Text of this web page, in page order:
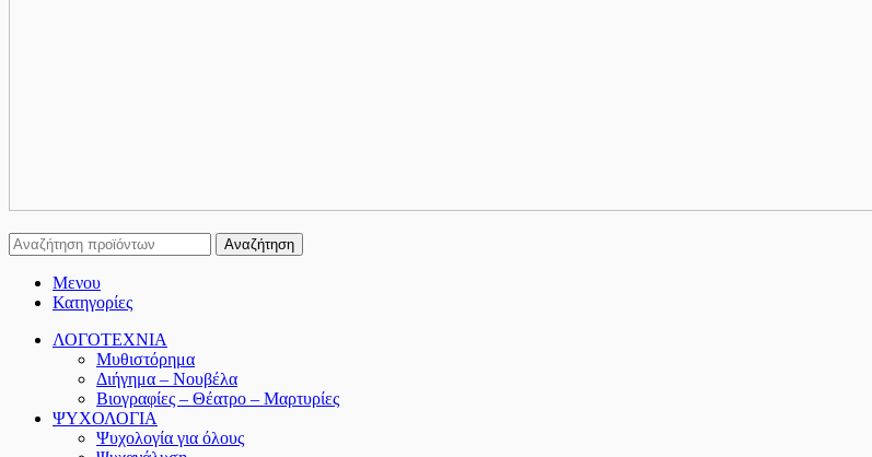
Αναζήτηση
Μενου
Κατηγορίες
ΛΟΓΟΤΕΧΝΙΑ
Μυθιστόρημα
Διήγημα – Νουβέλα
Βιογραφίες – Θέατρο – Μαρτυρίες
ΨΥΧΟΛΟΓΙΑ
Ψυχολογία για όλους